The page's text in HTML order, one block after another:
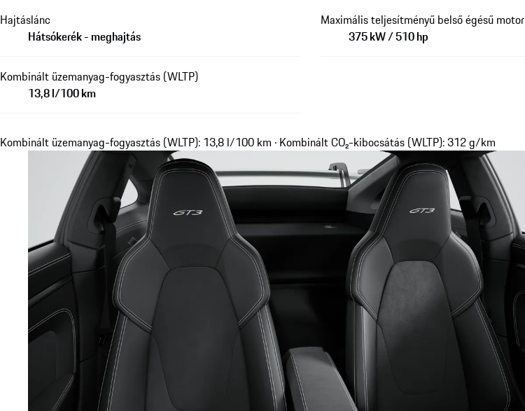
Hajtáslánc
Hátsókerék - meghajtás
Maximális teljesítményű belső égésű motor
375 kW / 510 hp
Kombinált üzemanyag-fogyasztás (WLTP)
13,8 l/100 km
Kombinált üzemanyag-fogyasztás (WLTP): 13,8 l/100 km · Kombinált CO₂-kibocsátás (WLTP): 312 g/km